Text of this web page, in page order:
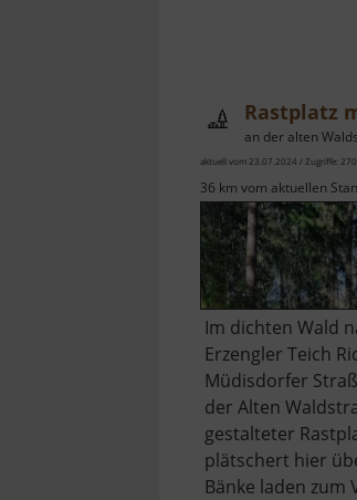
an der alten
aktuell vom 23.07.2024 / Zugriffe:
36 km vom aktuellen
Im dichten Wald
Erzengler Teich
Müdisdorfer
der Alten
gestalteter
plätschert hier
Bänke laden zum